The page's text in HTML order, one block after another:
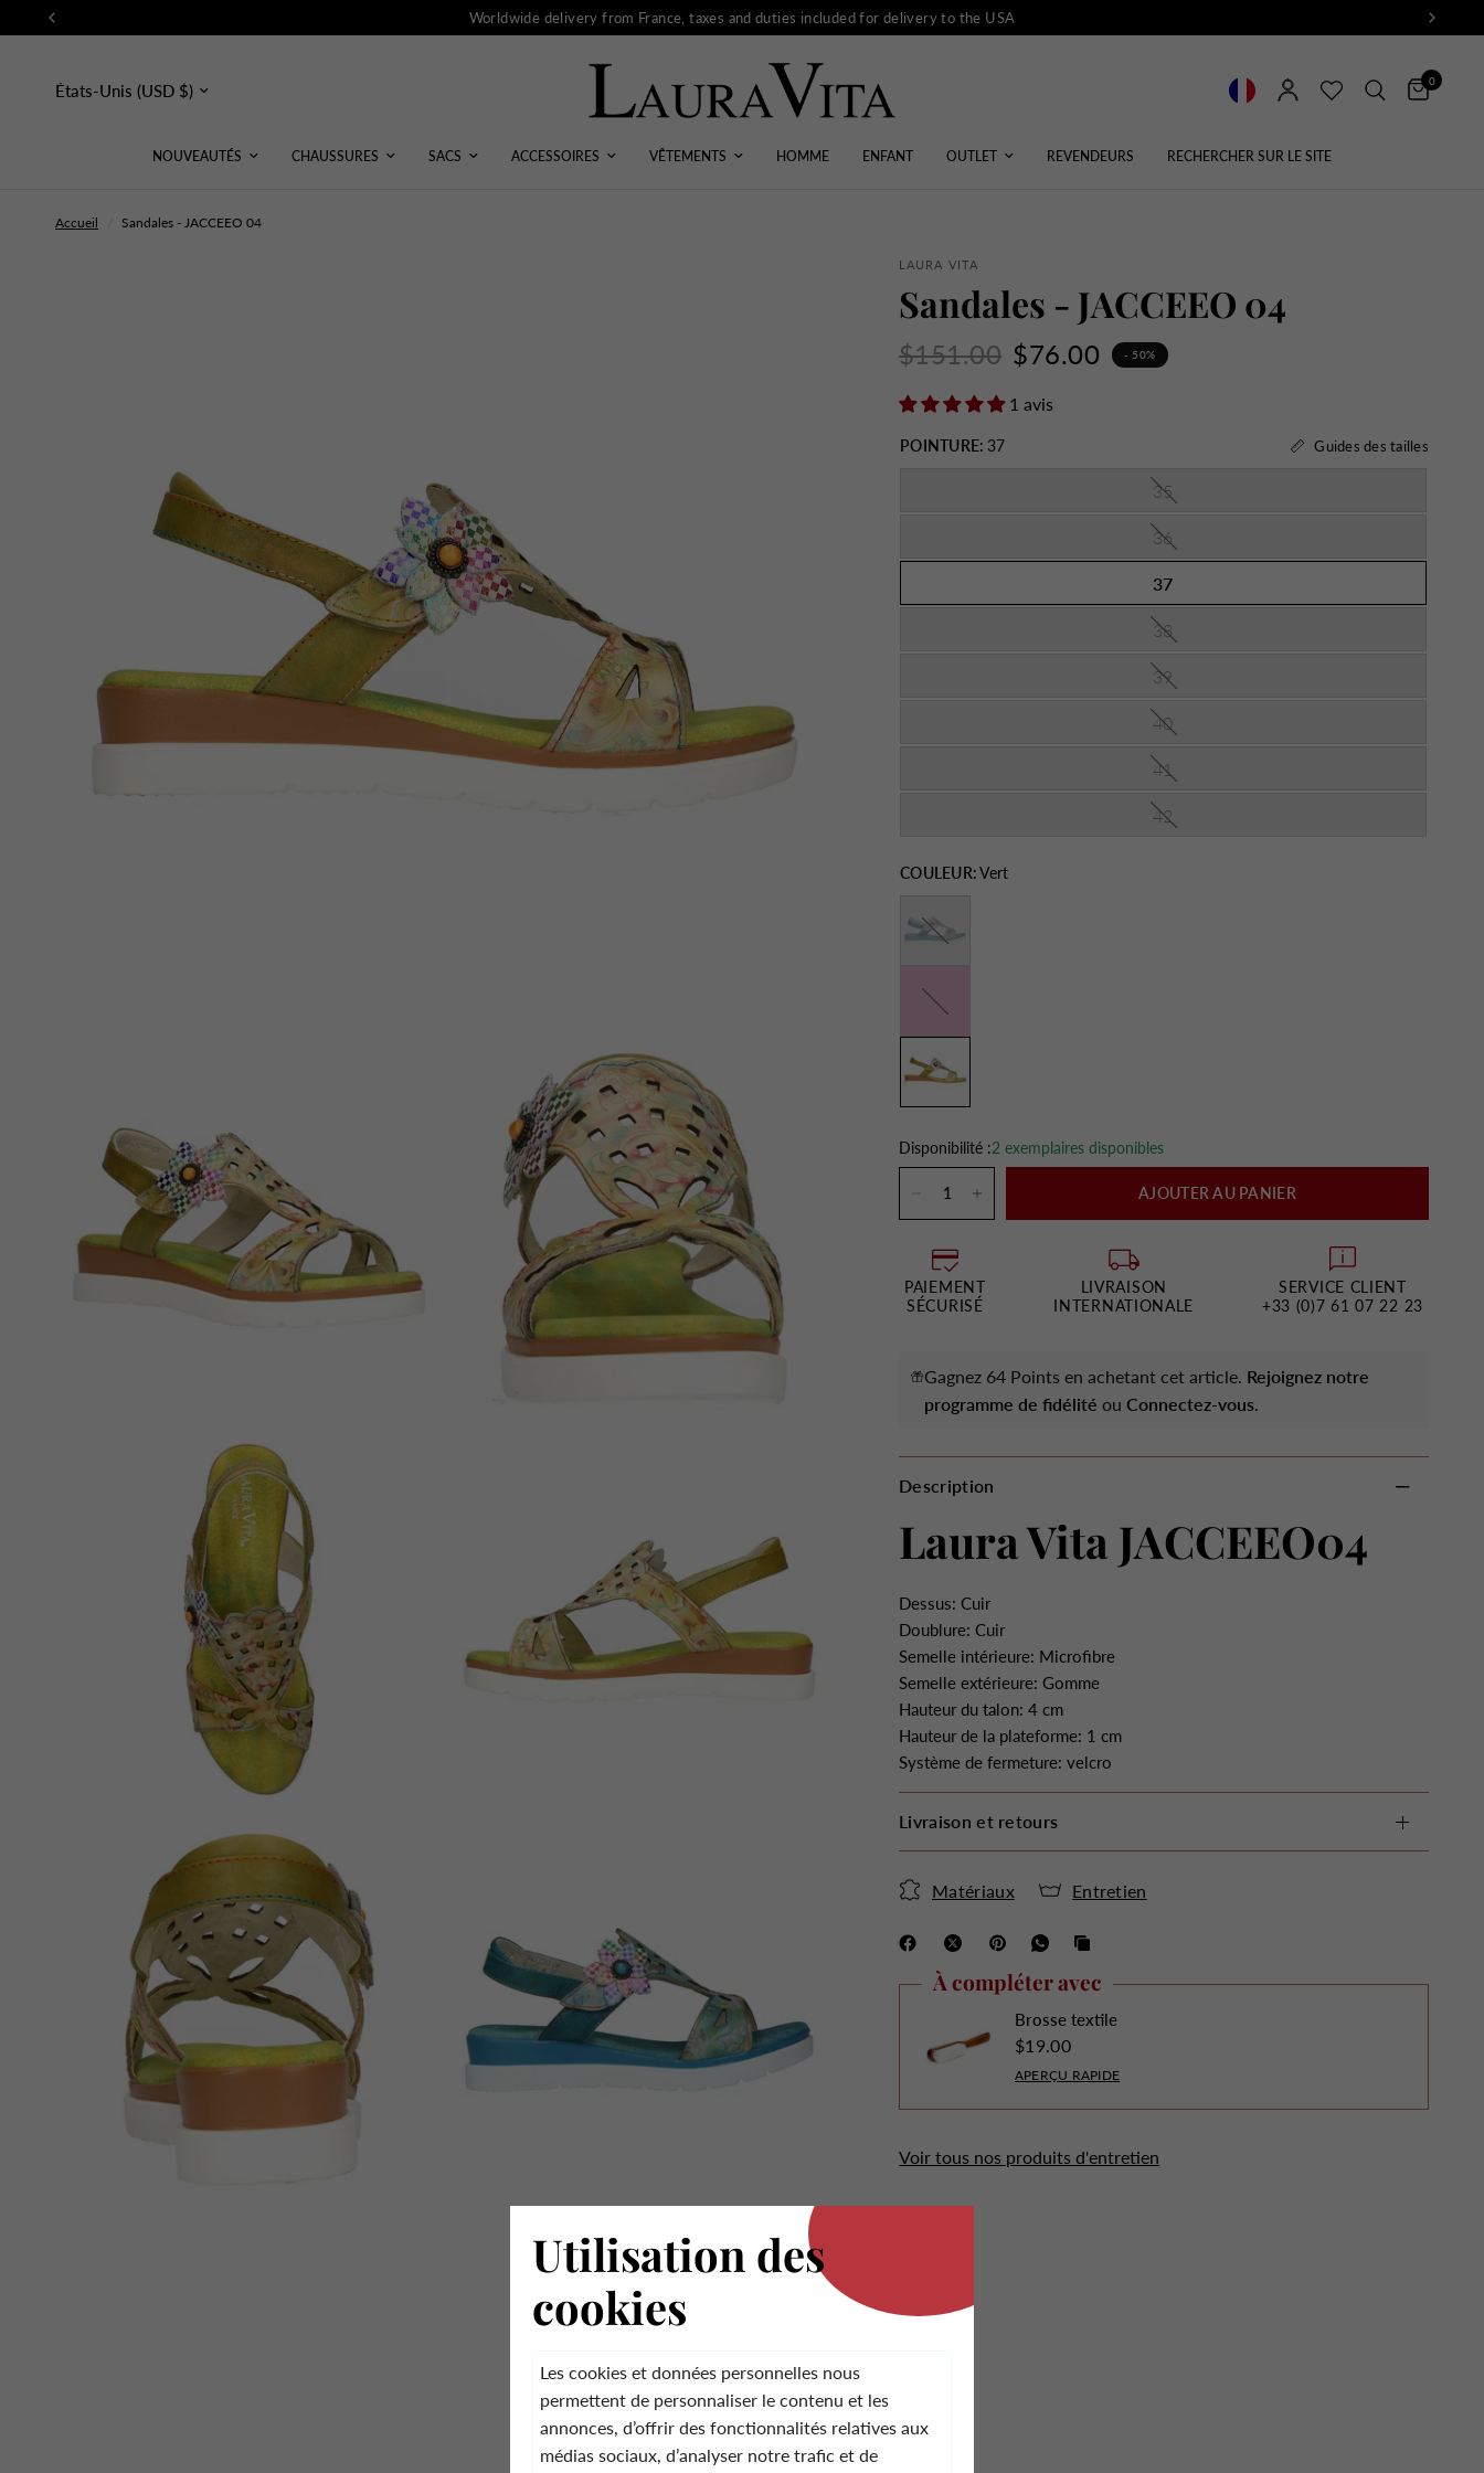
Worldwide delivery from France, taxes and duties included for delivery to the USA
Mettre
à
0
NOUVEAUTÉS CHAUSSURES SACS ACCESSOIRES VÊTEMENTS HOMME ENFANT OUTLET REVENDEURS RECHERCHER SUR LE SITE
Accueil Sandales - JACCEEO 04
LAURA VITA
Sandales - JACCEEO 04
$151.00 $76.00 - 50%
1 avis
POINTURE: 37 Guides des tailles
35
36
37
38
39
40
41
42
COULEUR:Vert
Disponibilité :2 exemplaires disponibles
AJOUTER AU PANIER
PAIEMENT
SÉCURISÉ
LIVRAISON
INTERNATIONALE
SERVICE CLIENT
+33 (0)7 61 07 22 23
Gagnez 64 Points en achetant cet article. Rejoignez notre
programme de fidélité ou Connectez-vous.
Description
Laura Vita JACCEEO04
Dessus: Cuir
Doublure: Cuir
Semelle intérieure: Microfibre
Semelle extérieure: Gomme
Hauteur du talon: 4 cm
Hauteur de la plateforme: 1 cm
Système de fermeture: velcro
Livraison et retours
Matériaux Entretien
À compléter avec
Brosse textile
$19.00
APERÇU RAPIDE
Voir tous nos produits d'entretien
Avis Clients
5.00 sur 5
Basé sur 1 avis
Utilisation des
cookies
Les cookies et données personnelles nous
permettent de personnaliser le contenu et les
annonces, d’offrir des fonctionnalités relatives aux
médias sociaux, d’analyser notre trafic et de